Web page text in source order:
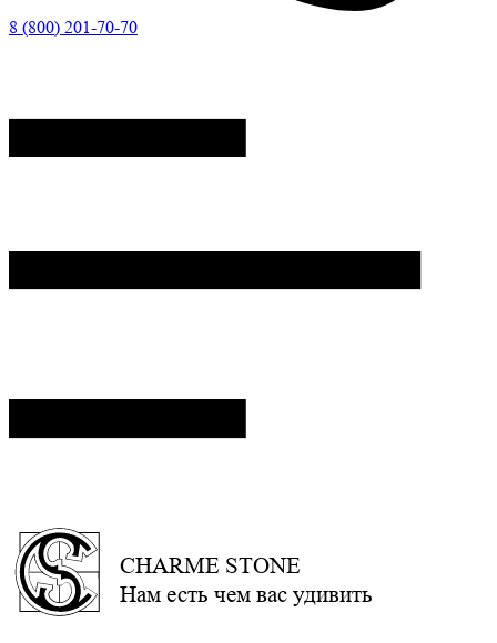
8 (800) 201-70-70
CHARME STONE
Нам есть чем вас удивить